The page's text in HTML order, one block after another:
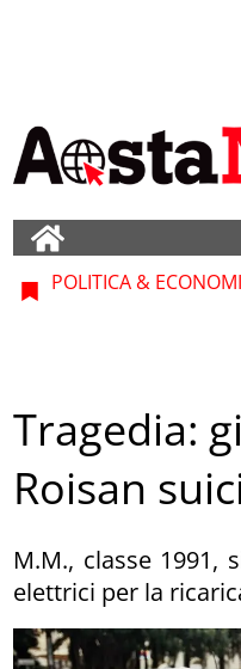
POLITICA &
Tragedia:
Roisan
M.M., classe 1991,
elettrici per la